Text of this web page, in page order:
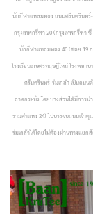
นักกีฬาแหลมทอง ถนนศรีนครินทร์-
กรุงเทพกรีฑา 20 (กรุงเทพกรีฑา
นักกีฬาแหลมทอง 40 (ซอย 19 ก
โรงเรียนเกษตรทฤษฎีใหม่ โรงพย
ศรีนครินทร์-ร่มเกล้า เป็นถนน
ลาดกระบัง โดยบางส่วนได้มีการ
รามคำแหง 24) ไปบรรจบถนนเจ้า
ร่มเกล้าได้โดยไม่ต้องผ่านทางแย